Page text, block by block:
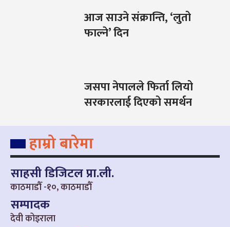
आज साउने संक्रान्ति, ‘लुतो
फाल्ने’ दिन
जसपा नेपालले फिर्ता लियो
सरकारलाई दिएको समर्थन
हाम्रो बारेमा
साहसी डिजिटल प्रा.ली.
काठमाडौँ -१०, काठमाडौँ
सम्पादक
देवी कोइराला